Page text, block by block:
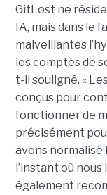
GitLost ne
IA, mais dans le
malveillantes
les comptes de
t-il souligné. «
conçus pour
fonctionner de
précisément
avons
l’instant où nous
également